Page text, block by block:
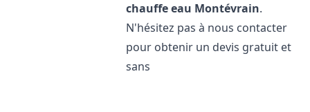
chauffe eau Montévrain.
N'hésitez pas à nous contacter
pour obtenir un devis gratuit et
sans